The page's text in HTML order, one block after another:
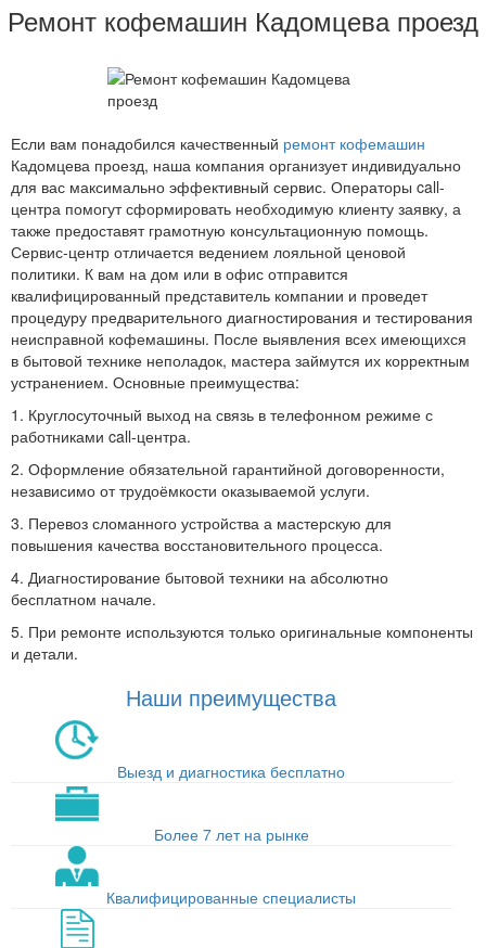
Ремонт кофемашин Кадомцева проезд
Если вам понадобился качественный ремонт кофемашин
Кадомцева проезд, наша компания организует индивидуально
для вас максимально эффективный сервис. Операторы call-
центра помогут сформировать необходимую клиенту заявку, а
также предоставят грамотную консультационную помощь.
Сервис-центр отличается ведением лояльной ценовой
политики. К вам на дом или в офис отправится
квалифицированный представитель компании и проведет
процедуру предварительного диагностирования и тестирования
неисправной кофемашины. После выявления всех имеющихся
в бытовой технике неполадок, мастера займутся их корректным
устранением. Основные преимущества:
1. Круглосуточный выход на связь в телефонном режиме с
работниками call-центра.
2. Оформление обязательной гарантийной договоренности,
независимо от трудоёмкости оказываемой услуги.
3. Перевоз сломанного устройства а мастерскую для
повышения качества восстановительного процесса.
4. Диагностирование бытовой техники на абсолютно
бесплатном начале.
5. При ремонте используются только оригинальные компоненты
и детали.
Наши преимущества
Выезд и диагностика бесплатно
Более 7 лет на рынке
Квалифицированные специалисты